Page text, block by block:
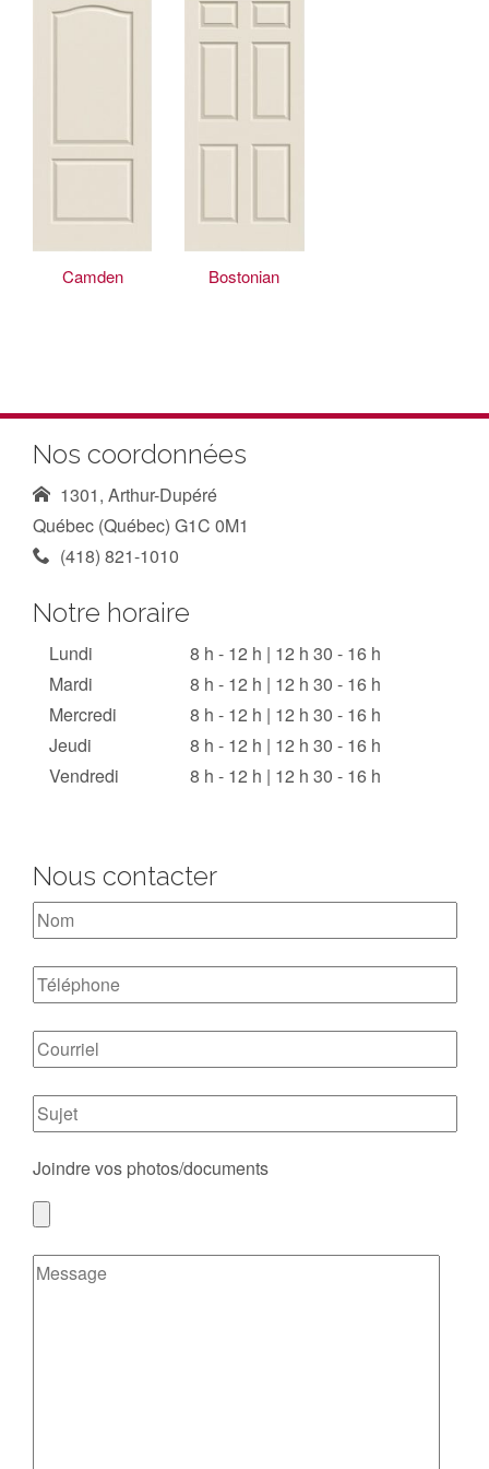
Camden Bostonian
Nos coordonnées
1301, Arthur-Dupéré
Québec (Québec) G1C 0M1
(418) 821-1010
Notre horaire
Lundi
Mardi
Mercredi
Jeudi
Vendredi
8 h - 12 h | 12 h 30 - 16 h
8 h - 12 h | 12 h 30 - 16 h
8 h - 12 h | 12 h 30 - 16 h
8 h - 12 h | 12 h 30 - 16 h
8 h - 12 h | 12 h 30 - 16 h
Nous contacter
Joindre vos photos/documents